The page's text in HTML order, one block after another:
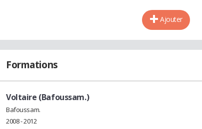
Ajouter
Formations
Voltaire (Bafoussam.)
Bafoussam.
2008 - 2012